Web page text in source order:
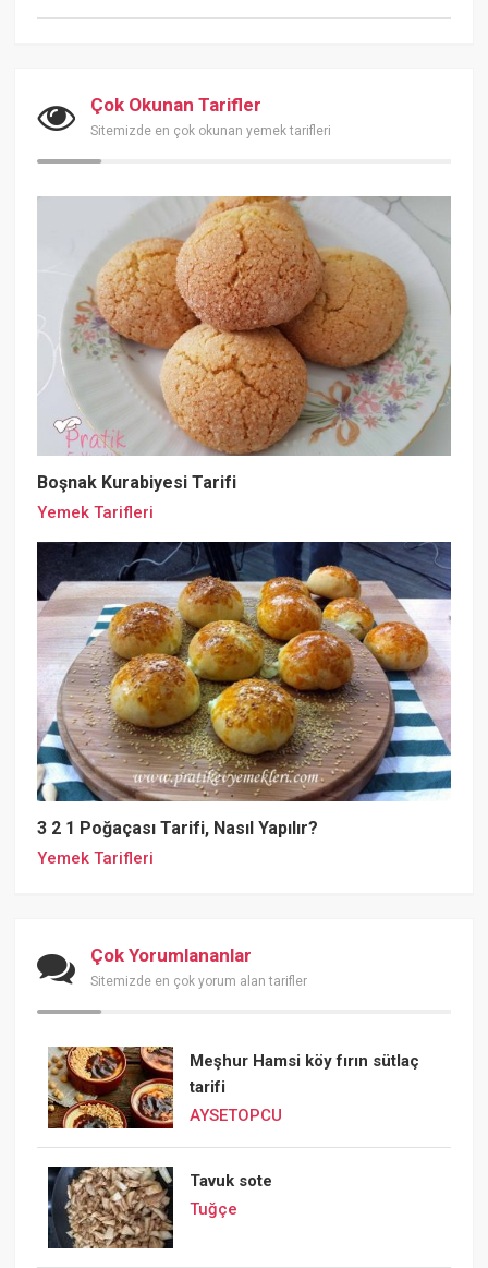
Çok Okunan Tarifler
Sitemizde en çok okunan yemek tarifleri
Boşnak Kurabiyesi Tarifi
Yemek Tarifleri
3 2 1 Poğaçası Tarifi, Nasıl Yapılır?
Yemek Tarifleri
Çok Yorumlananlar
Sitemizde en çok yorum alan tarifler
Meşhur Hamsi köy fırın sütlaç
tarifi
AYSETOPCU
Tavuk sote
Tuğçe